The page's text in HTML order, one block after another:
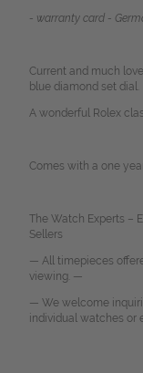
- warranty card -
Current and much
blue diamond set dial.
A wonderful Rolex
Comes with a one
The Watch Experts –
Sellers
— All timepieces
viewing. —
— We welcome
individual watches or